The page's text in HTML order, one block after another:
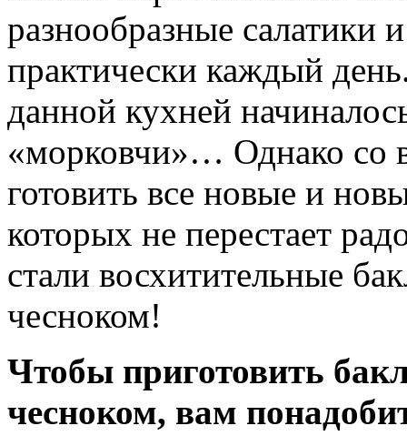
разнообразные салатики
практически каждый
данной кухней
«морковчи»… Однако со
готовить все новые и
которых не перестает
стали восхитительные
чесноком!
Чтобы приготовить
чесноком, вам